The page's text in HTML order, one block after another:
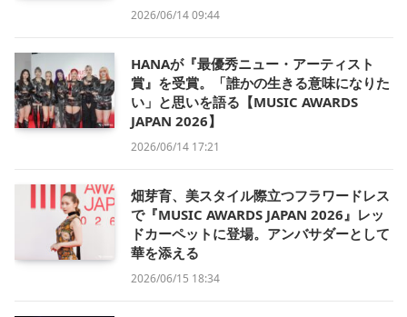
2026/06/14 09:44
HANAが『最優秀ニュー・アーティスト
賞』を受賞。「誰かの生きる意味になりた
い」と思いを語る【MUSIC AWARDS
JAPAN 2026】
2026/06/14 17:21
畑芽育、美スタイル際立つフラワードレス
で『MUSIC AWARDS JAPAN 2026』レッ
ドカーペットに登場。アンバサダーとして
華を添える
2026/06/15 18:34